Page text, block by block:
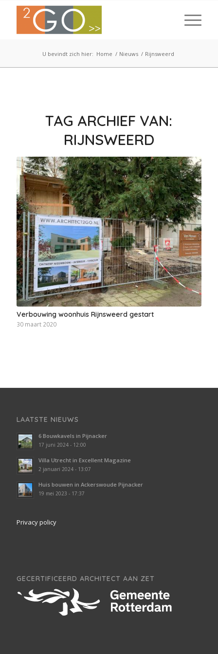
U bevindt zich hier: Home / Nieuws / Rijnsweerd
TAG ARCHIEF VAN:
RIJNSWEERD
Verbouwing woonhuis Rijnsweerd gestart
30 maart 2020
LAATSTE NIEUWS
6 Bouwkavels in Pijnacker
17 juni 2024 - 12:00
Villa Utrecht in Excellent Magazine
2 januari 2024 - 13:07
Huis bouwen in Ackerswoude Pijnacker
19 mei 2023 - 17:37
Privacy policy
GECERTIFICEERD ARCHITECT AAN ZET